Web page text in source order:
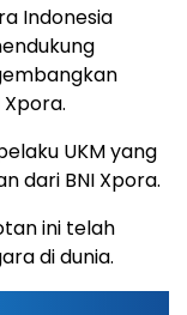
Indonesia
UKM yang
dari BNI Xpora.
ini telah
di dunia.